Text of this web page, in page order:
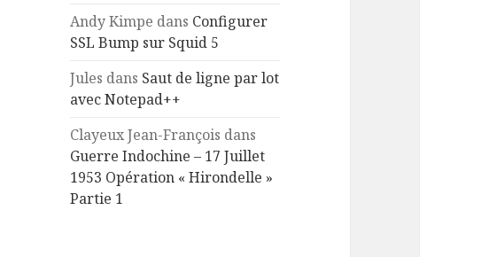
Andy Kimpe dans Configurer
SSL Bump sur Squid 5
Jules dans Saut de ligne par lot
avec Notepad++
Clayeux Jean-François dans
Guerre Indochine – 17 Juillet
1953 Opération « Hirondelle »
Partie 1